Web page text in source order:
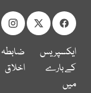
ایکسپریس
کے بارے
میں
ضابطہ
اخلاق